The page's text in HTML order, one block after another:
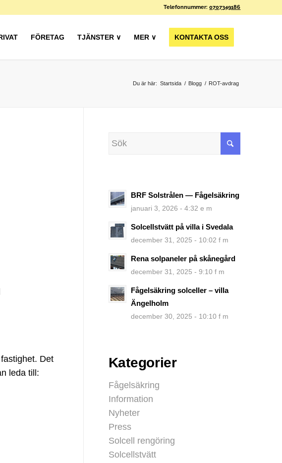
Telefonnummer:0707349186
FÖRETAG TJÄNSTER ∨ MER ∨ KONTAKTA OSS
Du är här: Startsida / Blogg / ROT-avdrag
Det
leda till:
BRF Solstrålen — Fågelsäkring
januari 3, 2026 - 4:32 e m
Solcellstvätt på villa i Svedala
december 31, 2025 - 10:02 f m
Rena solpaneler på skånegård
december 31, 2025 - 9:10 f m
Fågelsäkring solceller – villa
Ängelholm
december 30, 2025 - 10:10 f m
Kategorier
Fågelsäkring
Information
Nyheter
Press
Solcell rengöring
Solcellstvätt